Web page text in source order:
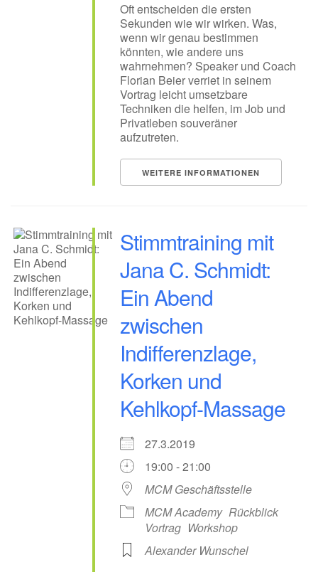
Oft entscheiden die ersten
Sekunden wie wir wirken. Was,
wenn wir genau bestimmen
könnten, wie andere uns
wahrnehmen? Speaker und Coach
Florian Beier verriet in seinem
Vortrag leicht umsetzbare
Techniken die helfen, im Job und
Privatleben souveräner
aufzutreten.
WEITERE INFORMATIONEN
Stimmtraining mit
Jana C. Schmidt:
Ein Abend
zwischen
Indifferenzlage,
Korken und
Kehlkopf-Massage
27.3.2019
19:00 - 21:00
MCM Geschäftsstelle
MCM Academy Rückblick
Vortrag Workshop
Alexander Wunschel